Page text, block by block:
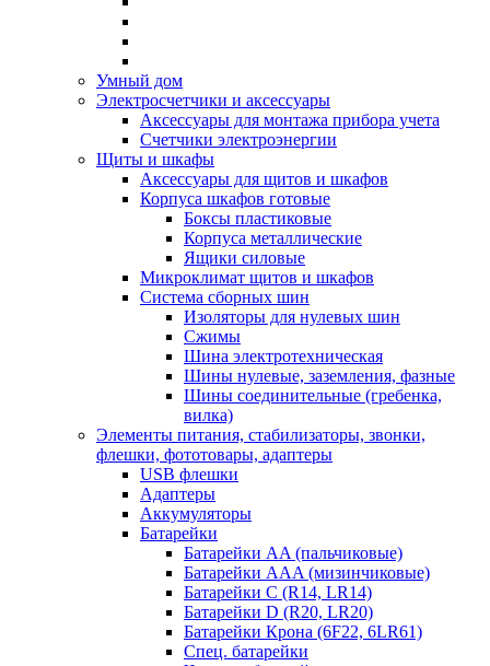
Умный дом
Электросчетчики и аксессуары
Аксессуары для монтажа прибора учета
Счетчики электроэнергии
Щиты и шкафы
Аксессуары для щитов и шкафов
Корпуса шкафов готовые
Боксы пластиковые
Корпуса металлические
Ящики силовые
Микроклимат щитов и шкафов
Система сборных шин
Изоляторы для нулевых шин
Сжимы
Шина электротехническая
Шины нулевые, заземления, фазные
Шины соединительные (гребенка,
вилка)
Элементы питания, стабилизаторы, звонки,
флешки, фототовары, адаптеры
USB флешки
Адаптеры
Аккумуляторы
Батарейки
Батарейки AA (пальчиковые)
Батарейки AAA (мизинчиковые)
Батарейки C (R14, LR14)
Батарейки D (R20, LR20)
Батарейки Крона (6F22, 6LR61)
Спец. батарейки